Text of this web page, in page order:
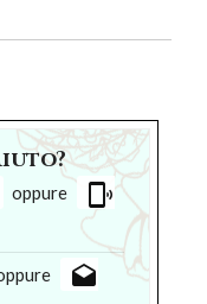
oppure phonelink_ring
drafts